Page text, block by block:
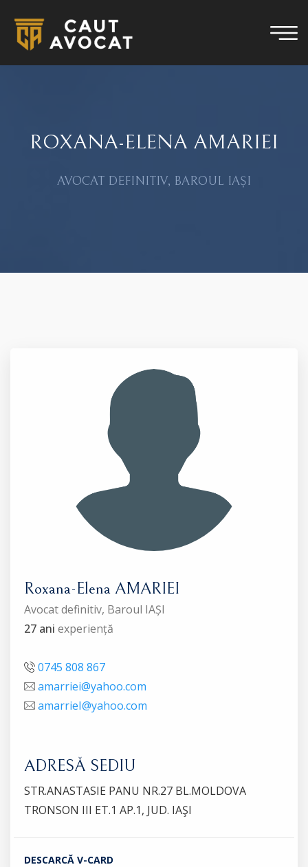
ROXANA-ELENA AMARIEI
AVOCAT DEFINITIV, BAROUL IAȘI
Roxana-Elena AMARIEI
Avocat definitiv, Baroul IAȘI
27 ani experiență
0745 808 867
amarriei@yahoo.com
amarrieI@yahoo.com
ADRESĂ SEDIU
STR.ANASTASIE PANU NR.27 BL.MOLDOVA
TRONSON III ET.1 AP.1, JUD. IAŞI
DESCARCĂ V-CARD